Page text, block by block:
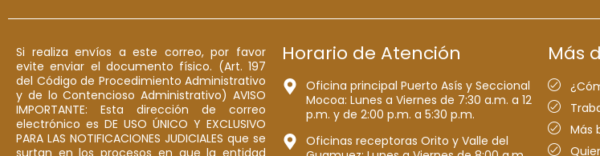
Si realiza envíos a este correo, por favor
evite enviar el documento físico. (Art. 197
del Código de Procedimiento Administrativo
y de lo Contencioso Administrativo) AVISO
IMPORTANTE: Esta dirección de correo
electrónico es DE USO ÚNICO Y EXCLUSIVO
PARA LAS NOTIFICACIONES JUDICIALES que se
Horario de Atención
Oficina principal Puerto Asís y Seccional
Mocoa: Lunes a Viernes de 7:30 a.m. a 12
p.m. y de 2:00 p.m. a 5:30 p.m.
Oficinas receptoras Orito y Valle del
Más
Más